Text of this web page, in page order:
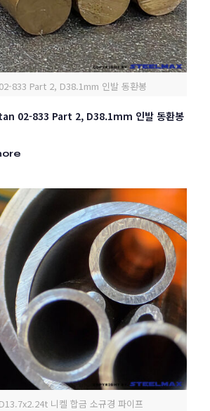
833 Part 2, D38.1mm 인발 동환봉
02-833 Part 2, D38.1mm 인발 동환봉
니켈 합금 소규경 파이프